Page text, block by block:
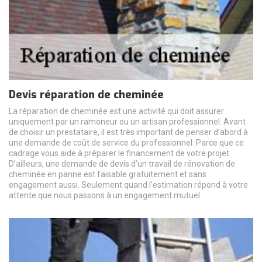
Devis réparation de cheminée
La réparation de cheminée est une activité qui doit assurer
uniquement par un ramoneur ou un artisan professionnel. Avant
de choisir un prestataire, il est très important de penser d’abord à
une demande de coût de service du professionnel. Parce que ce
cadrage vous aide à préparer le financement de votre projet.
D’ailleurs, une demande de devis d’un travail de rénovation de
cheminée en panne est faisable gratuitement et sans
engagement aussi. Seulement quand l’estimation répond à votre
attente que nous passons à un engagement mutuel.